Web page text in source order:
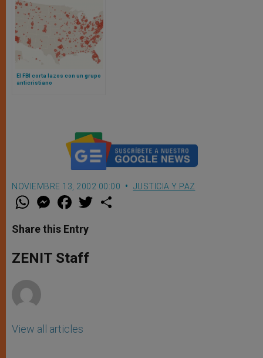
El FBI corta lazos con un grupo
anticristiano
NOVIEMBRE 13, 2002 00:00 JUSTICIA Y PAZ
W
t
s
p
p
M
e
s
e
g
e
F
a
e
b
o
k
w
Share this Entry
ZENIT Staff
View all articles